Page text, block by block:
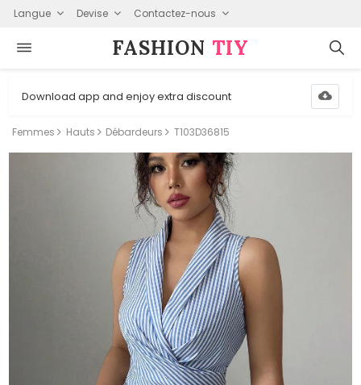
Langue Devise Contactez-nous
FASHION⁠ TIY
Download app and enjoy extra discount
Femmes Hauts Débardeurs T103D36815